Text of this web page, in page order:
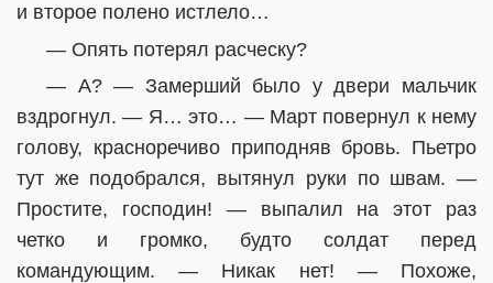
и второе полено истлело…
— Опять потерял расческу?
— А? — Замерший было у двери мальчик
вздрогнул. — Я… это… — Март повернул к нему
голову, красноречиво приподняв бровь. Пьетро
тут же подобрался, вытянул руки по швам. —
Простите, господин! — выпалил на этот раз
четко и громко, будто солдат перед
командующим. — Никак нет! — Похоже,